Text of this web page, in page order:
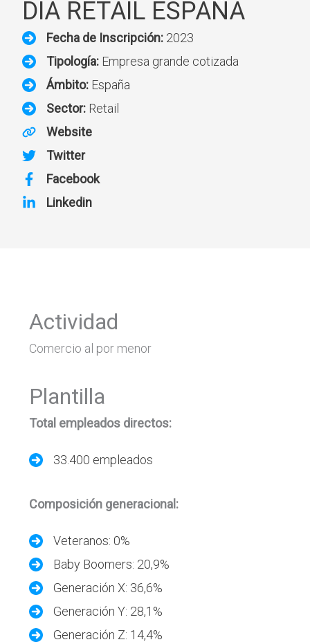
DIA RETAIL ESPAÑA
Fecha de Inscripción:2023
Tipología: Empresa grande cotizada
Ámbito: España
Sector:Retail
Website
Twitter
Facebook
Linkedin
Actividad
Comercio al por menor
Plantilla
Total empleados directos:
33.400 empleados
Composición generacional:
Veteranos: 0%
Baby Boomers: 20,9%
Generación X: 36,6%
Generación Y: 28,1%
Generación Z: 14,4%